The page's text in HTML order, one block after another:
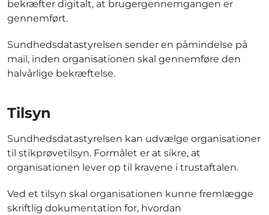
bekræfter digitalt, at brugergennemgangen er
gennemført.
Sundhedsdatastyrelsen sender en påmindelse på
mail, inden organisationen skal gennemføre den
halvårlige bekræftelse.
Tilsyn
Sundhedsdatastyrelsen kan udvælge organisationer
til stikprøvetilsyn. Formålet er at sikre, at
organisationen lever op til kravene i trustaftalen.
Ved et tilsyn skal organisationen kunne fremlægge
skriftlig dokumentation for, hvordan